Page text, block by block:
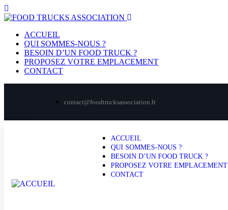
ACCUEIL
QUI SOMMES-NOUS ?
BESOIN D’UN FOOD TRUCK ?
PROPOSEZ VOTRE EMPLACEMENT
CONTACT
contact@foodtrucksassociation.fr
ACCUEIL
QUI SOMMES-NOUS ?
BESOIN D’UN FOOD TRUCK ?
PROPOSEZ VOTRE EMPLACEMENT
CONTACT